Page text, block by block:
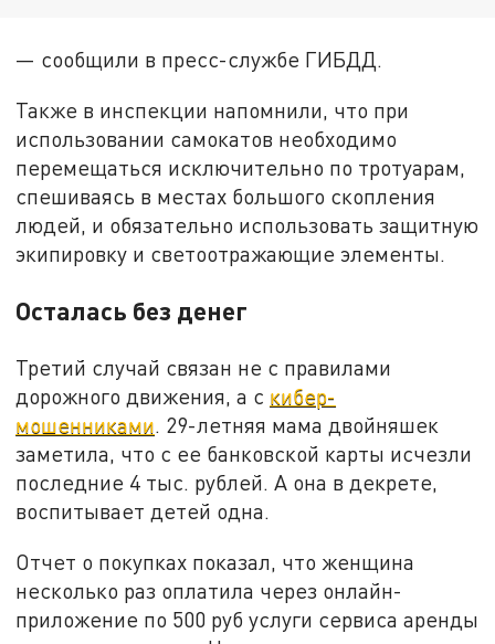
— сообщили в пресс-службе ГИБДД.
Также в инспекции напомнили, что при
использовании самокатов необходимо
перемещаться исключительно по тротуарам,
спешиваясь в местах большого скопления
людей, и обязательно использовать защитную
экипировку и светоотражающие элементы.
Осталась без денег
Третий случай связан не с правилами
дорожного движения, а с кибер-
мошенниками. 29-летняя мама двойняшек
заметила, что с ее банковской карты исчезли
последние 4 тыс. рублей. А она в декрете,
воспитывает детей одна.
Отчет о покупках показал, что женщина
несколько раз оплатила через онлайн-
приложение по 500 руб услуги сервиса аренды